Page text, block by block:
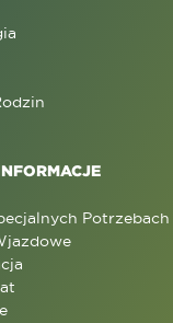
Potrzebach